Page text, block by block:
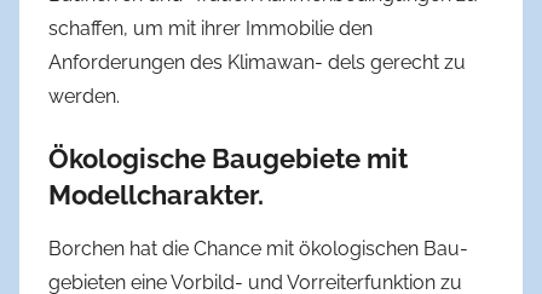
schaffen, um mit ihrer Immobilie den
Anforderungen des Klimawan- dels gerecht zu
werden.
Ökologische Baugebiete mit
Modellcharakter.
Borchen hat die Chance mit ökologischen Bau-
gebieten eine Vorbild- und Vorreiterfunktion zu